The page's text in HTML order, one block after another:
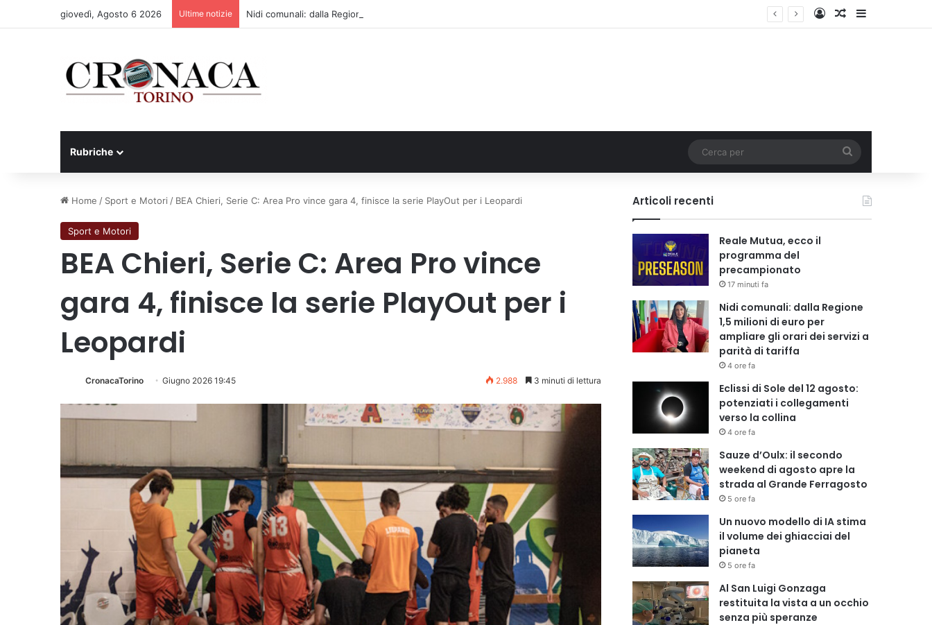
giovedì, Agosto 6 2026 Ultime notizie Nidi comunali: dalla Regione 1,5 milioni di euro per ampliare gli orari dei servizi a parità di tariffa AccediUn articolo a
Rubriche
per
Home / Sport e Motori / BEA Chieri, Serie C: Area Pro vince gara 4, finisce la serie PlayOut per i Leopardi
Sport e Motori
BEA Chieri, Serie C: Area Pro vince
gara 4, finisce la serie PlayOut per i
Leopardi
CronacaTorino Giugno 2026 19:45 2.988 3 minuti di lettura
Articoli recenti
Reale Mutua, ecco il
programma del
precampionato
17 minuti fa
Nidi comunali: dalla Regione
1,5 milioni di euro per
ampliare gli orari dei servizi a
parità di tariffa
4 ore fa
Eclissi di Sole del 12 agosto:
potenziati i collegamenti
verso la collina
4 ore fa
Sauze d’Oulx: il secondo
weekend di agosto apre la
strada al Grande Ferragosto
5 ore fa
Un nuovo modello di IA stima
il volume dei ghiacciai del
pianeta
5 ore fa
Al San Luigi Gonzaga
restituita la vista a un occhio
senza più speranze